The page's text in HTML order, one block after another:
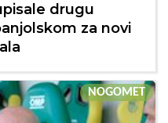
drugu
za novi
NOGOMET